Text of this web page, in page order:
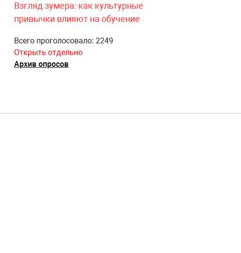
Взгляд зумера: как культурные
привычки влияют на обучение
Всего проголосовало: 2249
Открыть отдельно
Архив опросов